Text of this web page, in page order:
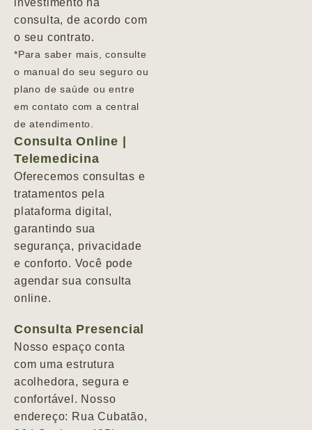
consulta, de acordo com
o seu contrato.
*Para saber mais, consulte
o manual do seu seguro ou
plano de saúde ou entre
em contato com a central
de atendimento.
Consulta Online |
Telemedicina
Oferecemos consultas e
tratamentos pela
plataforma digital,
garantindo sua
segurança, privacidade
e conforto. Você pode
agendar sua consulta
online.
Consulta Presencial
Nosso espaço conta
com uma estrutura
acolhedora, segura e
confortável. Nosso
endereço: Rua Cubatão,